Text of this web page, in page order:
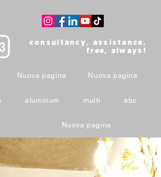
consultancy, assistance,
free, always!
Nuova pagina Nuova pagina
aluminum multi abc
Nuova pagina